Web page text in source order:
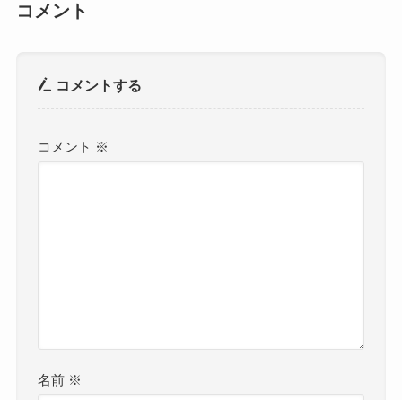
コメント
コメントする
コメント ※
名前 ※